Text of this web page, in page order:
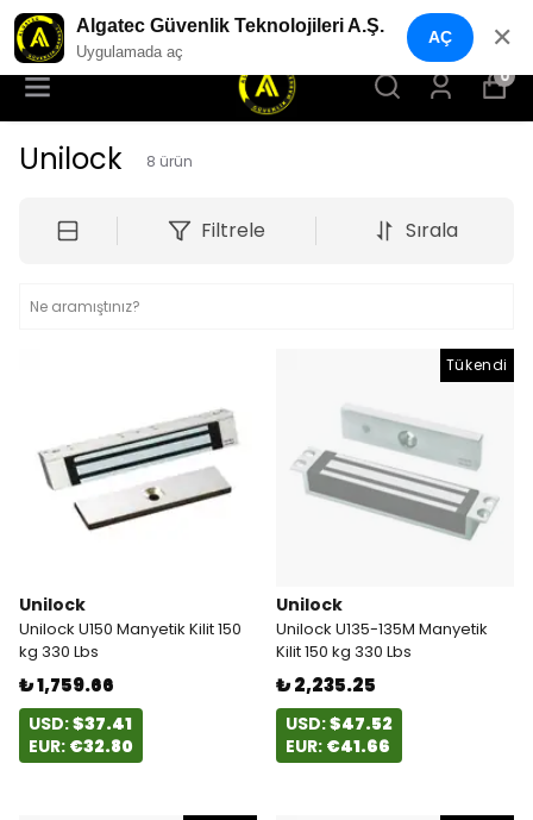
YENI NESIL GÜVENLIK GEÇIŞ SISTEMLERI
0
Unilock 8 ürün
Filtrele Sırala
Unilock
Unilock U150 Manyetik Kilit 150
kg 330 Lbs
₺ 1,759.66
USD:$37.41
EUR: €32.80
Tükendi
Unilock
Unilock U135-135M Manyetik
Kilit 150 kg 330 Lbs
₺ 2,235.25
USD:$47.52
EUR: €41.66
Algatec Güvenlik Teknolojileri A.Ş.
Uygulamada aç
AÇ ✕